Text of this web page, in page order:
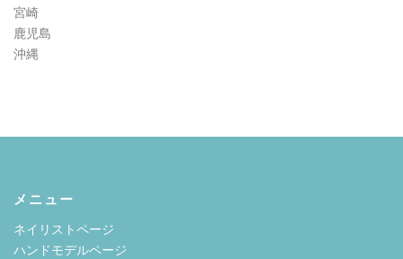
宮崎
鹿児島
沖縄
メニュー
ネイリストページ
ハンドモデルページ